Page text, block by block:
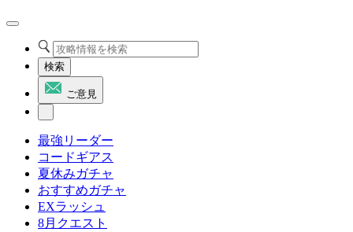
検索
ご意見
最強リーダー
コードギアス
夏休みガチャ
おすすめガチャ
EXラッシュ
8月クエスト